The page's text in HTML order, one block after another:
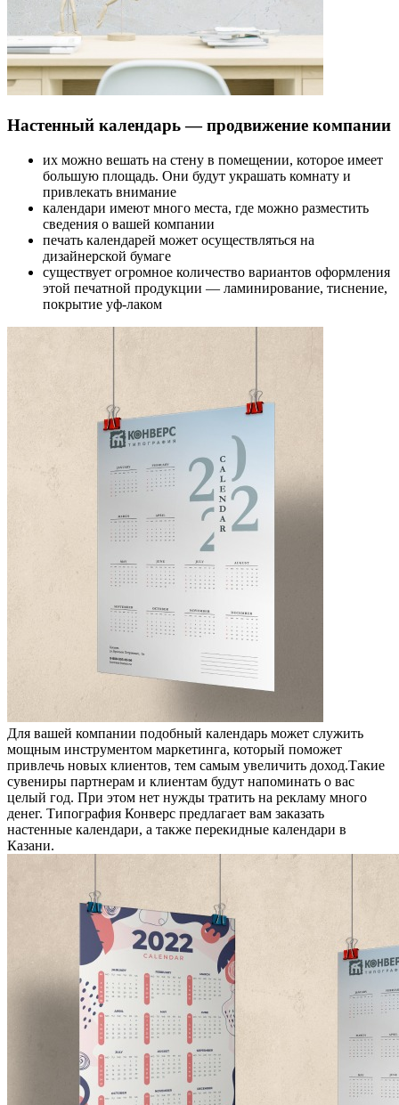
Настенный календарь — продвижение компании
их можно вешать на стену в помещении, которое имеет
большую площадь. Они будут украшать комнату и
привлекать внимание
календари имеют много места, где можно разместить
сведения о вашей компании
печать календарей может осуществляться на
дизайнерской бумаге
существует огромное количество вариантов оформления
этой печатной продукции — ламинирование, тиснение,
покрытие уф-лаком
Для вашей компании подобный календарь может служить
мощным инструментом маркетинга, который поможет
привлечь новых клиентов, тем самым увеличить доход.Такие
сувениры партнерам и клиентам будут напоминать о вас
целый год. При этом нет нужды тратить на рекламу много
денег. Типография Конверс предлагает вам заказать
настенные календари, а также перекидные календари в
Казани.